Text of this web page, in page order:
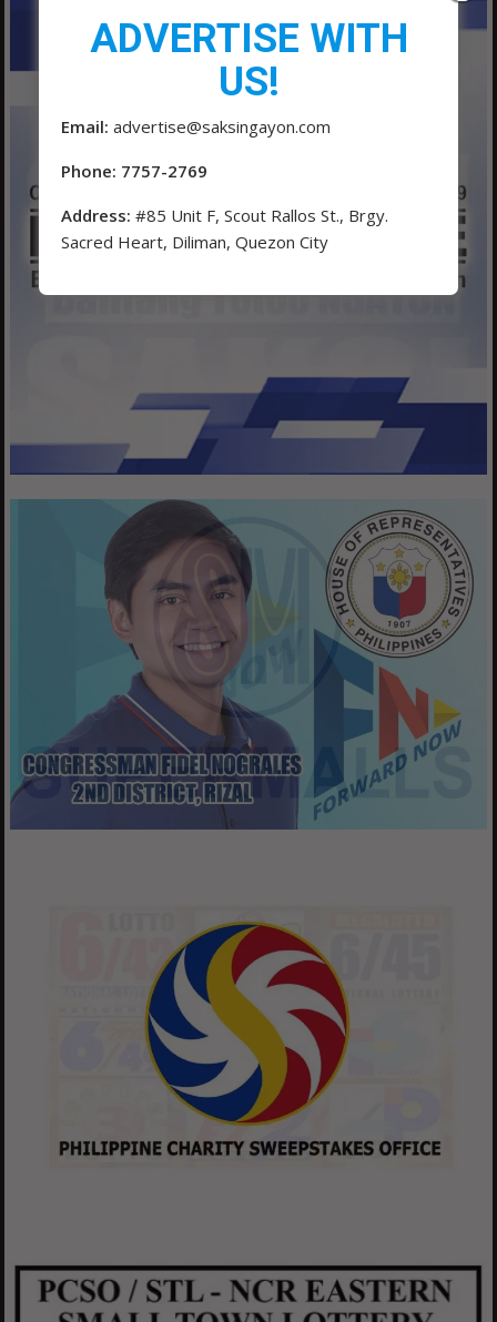
ADVERTISE WITH
US!
Email: advertise@saksingayon.com
Phone: 7757-2769
Address: #85 Unit F, Scout Rallos St., Brgy.
Sacred Heart, Diliman, Quezon City